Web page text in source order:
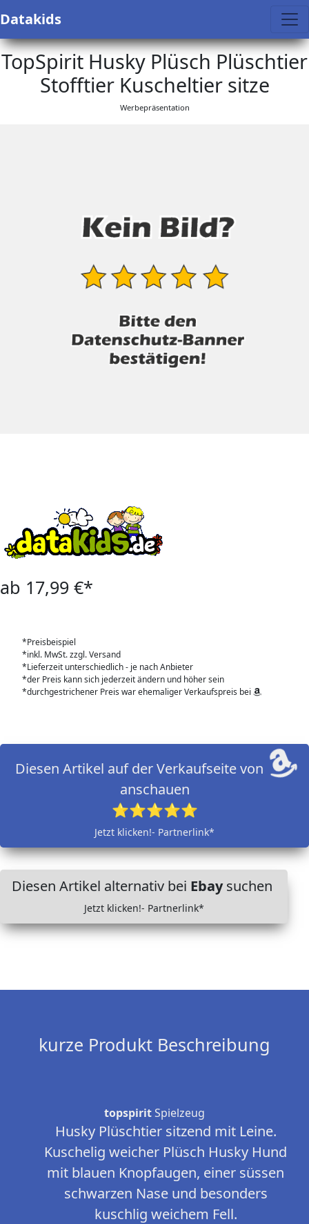
Datakids
TopSpirit Husky Plüsch Plüschtier
Stofftier Kuscheltier sitze
Werbepräsentation
ab 17,99 €*
*Preisbeispiel
*inkl. MwSt. zzgl. Versand
*Lieferzeit unterschiedlich - je nach Anbieter
*der Preis kann sich jederzeit ändern und höher sein
*durchgestrichener Preis war ehemaliger Verkaufspreis bei
Diesen Artikel auf der Verkaufseite von
anschauen
⭐⭐⭐⭐⭐
Jetzt klicken!- Partnerlink*
Diesen Artikel alternativ bei Ebaysuchen
Jetzt klicken!- Partnerlink*
kurze Produkt Beschreibung
topspiritSpielzeug
Husky Plüschtier sitzend mit Leine.
Kuschelig weicher Plüsch Husky Hund
mit blauen Knopfaugen, einer süssen
schwarzen Nase und besonders
kuschlig weichem Fell.